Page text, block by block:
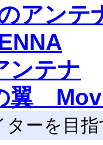
アンテ
ンテナ
翼
ターを目